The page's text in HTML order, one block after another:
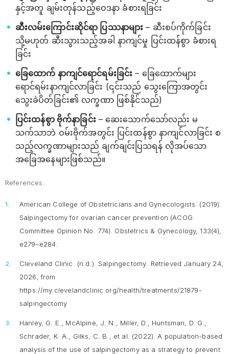
နှင့်အတူ ချမ်းတုန်သည့်ဝေဒနာ ခံစားရခြင်း
ဆီးလမ်းကြောင်းဆိုင်ရာ ပြဿနာများ – ဆီးစပ်ကိုက်ခြင်း
သို့မဟုတ် ဆီးသွားသည့်အခါ နာကျင်မှု ပြင်းထန်စွာ ခံစားရ
ခြင်း
ခြေထောက် နာကျင်ရောင်ရမ်းခြင်း – ခြေထောက်များ
ရောင်ရမ်းနာကျင်လာခြင်း (၎င်းသည် သွေးကြောအတွင်း
သွေးခဲပိတ်ခြင်း၏ လက္ခဏာ ဖြစ်နိုင်သည်)
ပြင်းထန်စွာ ဗိုက်နာခြင်း– ဆေးသောက်သော်လည်း မ
သက်သာဘဲ ဝမ်းဗိုက်အတွင်း ပြင်းထန်စွာ နာကျင်လာခြင်း စ
သည့်လက္ခဏာများသည် ချက်ချင်းပြသရန် လိုအပ်သော
အခြေအနေများဖြစ်သည်။
References:
American College of Obstetricians and Gynecologists. (2019).
Salpingectomy for ovarian cancer prevention (ACOG
Committee Opinion No. 774). Obstetrics & Gynecology, 133(4),
e279–e284.
Cleveland Clinic. (n.d.). Salpingectomy . Retrieved January 24,
2026, from
https://my.clevelandclinic.org/health/treatments/21879-
salpingectomy
Hanley, G. E., McAlpine, J. N., Miller, D., Huntsman, D. G.,
Schrader, K. A., Gilks, C. B., et al. (2022). A population-based
analysis of the use of salpingectomy as a strategy to prevent